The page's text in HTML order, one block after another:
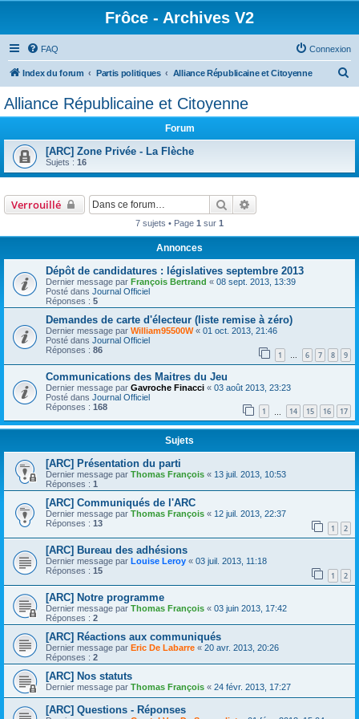
Frôce - Archives V2
FAQ Connexion
Index du forum Partis politiques Alliance Républicaine et Citoyenne
Alliance Républicaine et Citoyenne
Forum
[ARC] Zone Privée - La Flèche
Sujets : 16
Verrouillé Rechercher
7 sujets • Page 1 sur 1
Annonces
Dépôt de candidatures : législatives septembre 2013
Dernier message par François Bertrand « 08 sept. 2013, 13:39
Posté dans Journal Officiel
Réponses : 5
Demandes de carte d'électeur (liste remise à zéro)
Dernier message par William95500W« 01 oct. 2013, 21:46
Posté dans Journal Officiel
Réponses : 86 1 … 6 7 8 9
Communications des Maitres du Jeu
Dernier message par Gavroche Finacci « 03 août 2013, 23:23
Posté dans Journal Officiel
Réponses : 168 1 14 15 16 17
Sujets
[ARC] Présentation du parti
Dernier message par Thomas François « 13 juil. 2013, 10:53
Réponses : 1
[ARC] Communiqués de l'ARC
Dernier message par Thomas François « 12 juil. 2013, 22:37
Réponses : 13 1 2
[ARC] Bureau des adhésions
Dernier message par Louise Leroy « 03 juil. 2013, 11:18
Réponses : 15 1 2
[ARC] Notre programme
Dernier message par Thomas François « 03 juin 2013, 17:42
Réponses : 2
[ARC] Réactions aux communiqués
Dernier message par Eric De Labarre « 20 avr. 2013, 20:26
Réponses : 2
[ARC] Nos statuts
Dernier message par Thomas François « 24 févr. 2013, 17:27
[ARC] Questions - Réponses